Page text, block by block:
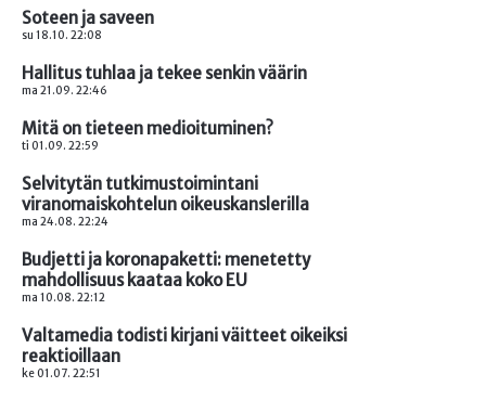
Soteen ja saveen
su 18.10. 22:08
Hallitus tuhlaa ja tekee senkin väärin
ma 21.09. 22:46
Mitä on tieteen medioituminen?
ti 01.09. 22:59
Selvitytän tutkimustoimintani
viranomaiskohtelun oikeuskanslerilla
ma 24.08. 22:24
Budjetti ja koronapaketti: menetetty
mahdollisuus kaataa koko EU
ma 10.08. 22:12
Valtamedia todisti kirjani väitteet oikeiksi
reaktioillaan
ke 01.07. 22:51